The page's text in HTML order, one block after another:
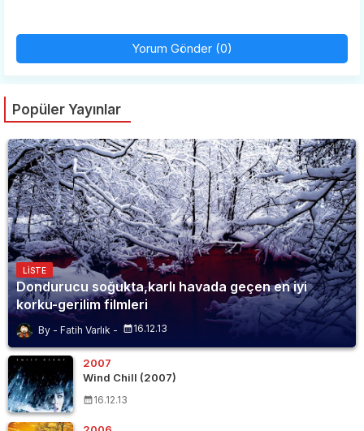
Yorum Gönder (0)
Popüler Yayınlar
LISTE
Dondurucu soğukta,karlı havada geçen en iyi
korku-gerilim filmleri
Fatih Varlık 16.12.13
2007
Wind Chill (2007)
16.12.13